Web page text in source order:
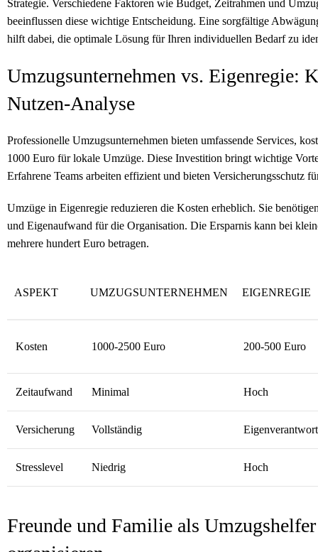
Strategie. Verschiedene Faktoren wie Budget, Zeitrahmen und
beeinflussen diese wichtige Entscheidung. Eine sorgfältige
hilft dabei, die optimale Lösung für Ihren individuellen Bedarf zu
Umzugsunternehmen vs. Eigenregie:
Nutzen-Analyse
Professionelle Umzugsunternehmen bieten umfassende Services,
1000 Euro für lokale Umzüge. Diese Investition bringt wichtige
Erfahrene Teams arbeiten effizient und bieten Versicherungsschutz
Umzüge in Eigenregie reduzieren die Kosten erheblich. Sie
und Eigenaufwand für die Organisation. Die Ersparnis kann bei
mehrere hundert Euro betragen.
ASPEKT UMZUGSUNTERNEHMEN EIGENREGIE
Kosten 1000-2500 Euro 200-500 Euro
Zeitaufwand Minimal Hoch
Versicherung Vollständig
Stresslevel Niedrig Hoch
Freunde und Familie als